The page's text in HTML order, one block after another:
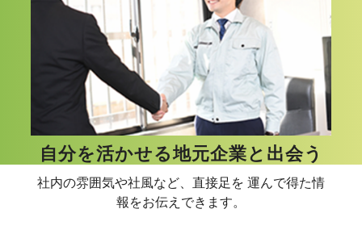
自分を活かせる地元企業と出会う
社内の雰囲気や社風など、直接足を 運んで得た情
報をお伝えできます。